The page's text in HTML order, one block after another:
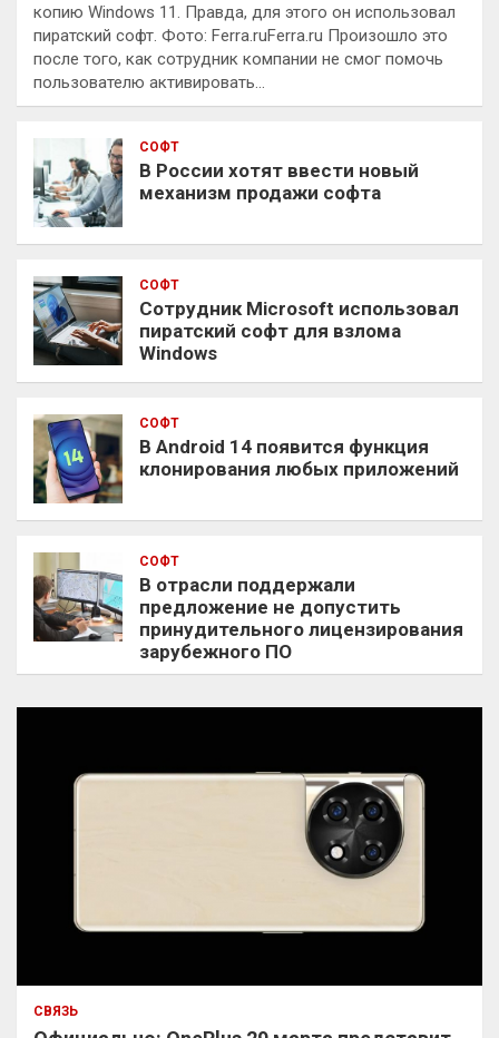
копию Windows 11. Правда, для этого он использовал
пиратский софт. Фото: Ferra.ruFerra.ru Произошло это
после того, как сотрудник компании не смог помочь
пользователю активировать…
СОФТ
В России хотят ввести новый
механизм продажи софта
СОФТ
Сотрудник Microsoft использовал
пиратский софт для взлома
Windows
СОФТ
В Android 14 появится функция
клонирования любых приложений
СОФТ
В отрасли поддержали
предложение не допустить
принудительного лицензирования
зарубежного ПО
СВЯЗЬ